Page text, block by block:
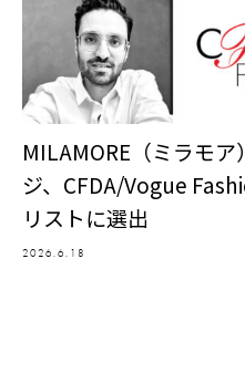
MILAMORE（ミラモ
ジ、CFDA/Vogue
リストに選出
2026.6.18